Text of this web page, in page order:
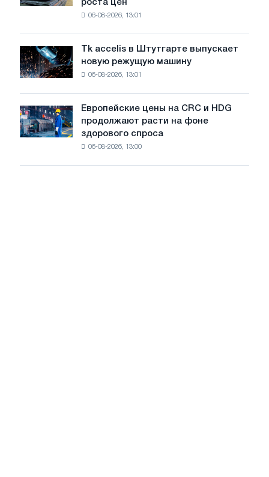
года
катушку
несмотря
на
замедление
роста
цен
роста цен
06-08-2026, 13:01
Tk
accelis
в
новую
режущую
Tk accelis в Штутгарте выпускает
новую режущую машину
06-08-2026, 13:01
Европейские
цены
на
Европейские цены на CRC и HDG
продолжают расти на фоне
здорового спроса
06-08-2026, 13:00